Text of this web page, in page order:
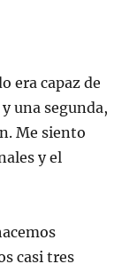
era capaz de
una segunda,
Me siento
y el
casi tres